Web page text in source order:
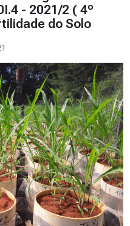
- 2021/2 ( 4º
do Solo